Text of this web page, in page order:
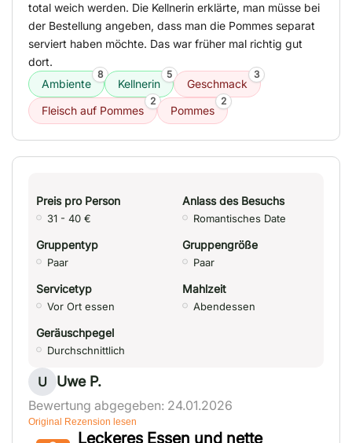
total weich werden. Die Kellnerin erklärte, man müsse bei
der Bestellung angeben, dass man die Pommes separat
serviert haben möchte. Das war früher mal richtig gut
dort.
Ambiente
8
Kellnerin
5
Geschmack
3
Fleisch auf Pommes
2
Pommes
2
Preis pro Person
31 - 40 €
Anlass des Besuchs
Romantisches Date
Gruppentyp
Paar
Gruppengröße
Paar
Servicetyp
Vor Ort essen
Mahlzeit
Abendessen
Geräuschpegel
Durchschnittlich
U Uwe P.
Bewertung abgegeben: 24.01.2026
Original Rezension lesen
Leckeres Essen und nette